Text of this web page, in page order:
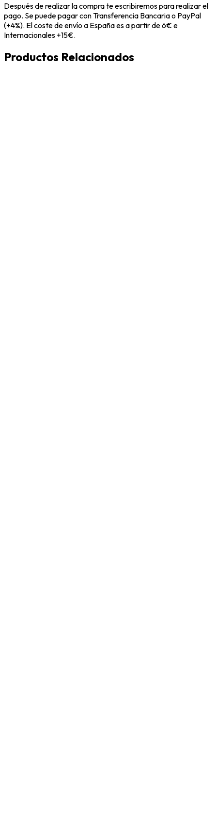
Después de realizar la compra te escribiremos para realizar el
pago. Se puede pagar con Transferencia Bancaria o PayPal
(+4%). El coste de envío a España es a partir de 6€ e
Internacionales +15€.
Productos Relacionados